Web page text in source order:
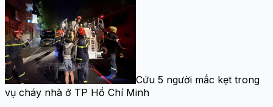
Cứu 5 người mắc kẹt trong
vụ cháy nhà ở TP Hồ Chí Minh